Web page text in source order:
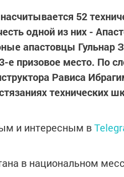
52
одной из них -
апастовцы Гульнар
е призовое место. По
Рависа
технических
и интересным в
в национальном